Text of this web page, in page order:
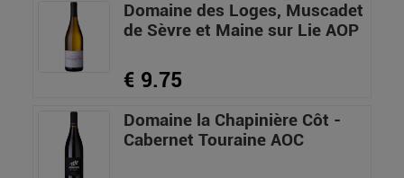
Domaine des Loges, Muscadet
de Sèvre et Maine sur Lie AOP
€ 9.75
Domaine la Chapinière Côt -
Cabernet Touraine AOC